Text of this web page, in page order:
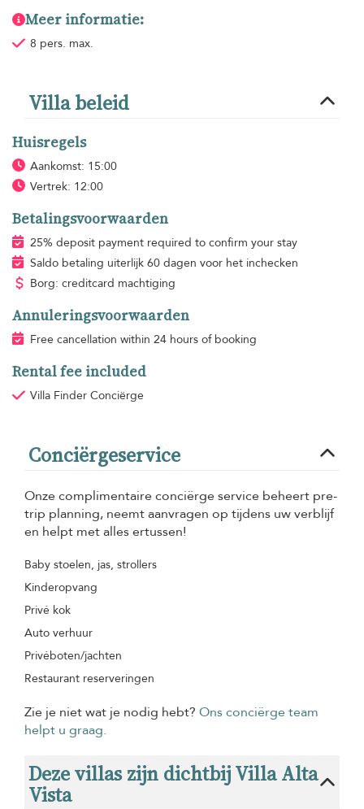
Meer informatie:
8 pers. max.
Villa beleid
Huisregels
Aankomst: 15:00
Vertrek: 12:00
Betalingsvoorwaarden
25% deposit payment required to confirm your stay
Saldo betaling uiterlijk 60 dagen voor het inchecken
Borg: creditcard machtiging
Annuleringsvoorwaarden
Free cancellation within 24 hours of booking
Rental fee included
Villa Finder Conciërge
Conciërgeservice
Onze complimentaire conciërge service beheert pre-
trip planning, neemt aanvragen op tijdens uw verblijf
en helpt met alles ertussen!
Baby stoelen, jas, strollers
Kinderopvang
Privé kok
Auto verhuur
Privéboten/jachten
Restaurant reserveringen
Zie je niet wat je nodig hebt? Ons conciërge team
helpt u graag.
Deze villas zijn dichtbij Villa Alta
Vista